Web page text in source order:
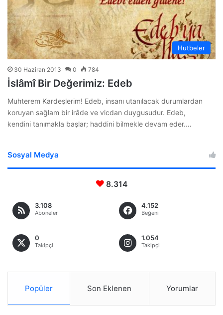
Hutbeler
30 Haziran 2013 0 784
İslâmî Bir Değerimiz: Edeb
Muhterem Kardeşlerim! Edeb, insanı utanılacak durumlardan
koruyan sağlam bir irâde ve vicdan duygusudur. Edeb,
kendini tanımakla başlar; haddini bilmekle devam eder.…
Sosyal Medya
8.314
3.108
Aboneler
4.152
Beğeni
0
Takipçi
1.054
Takipçi
Popüler Son Eklenen Yorumlar